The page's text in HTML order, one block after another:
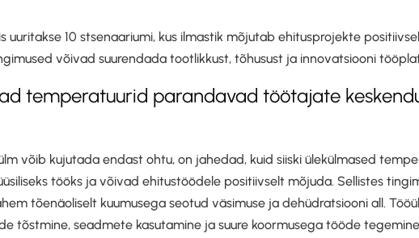
uuritakse 10 stsenaariumi, kus ilmastik mõjutab ehitusprojekte
võivad suurendada tootlikkust, tõhusust ja innovatsiooni
temperatuurid parandavad töötajate
võib kujutada endast ohtu, on jahedad, kuid siiski ülekülmased
tööks ja võivad ehitustöödele positiivselt mõjuda. Sellistes
tõenäoliselt kuumusega seotud väsimuse ja dehüdratsiooni all.
tõstmine, seadmete kasutamine ja suure koormusega tööde